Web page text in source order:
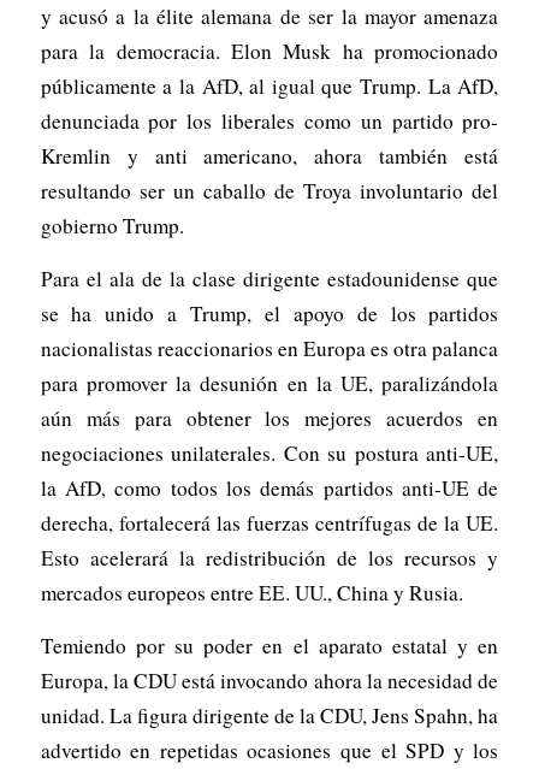
y acusó a la élite alemana de ser la mayor amenaza
para la democracia. Elon Musk ha promocionado
públicamente a la AfD, al igual que Trump. La AfD,
denunciada por los liberales como un partido pro-
Kremlin y anti americano, ahora también está
resultando ser un caballo de Troya involuntario del
gobierno Trump.
Para el ala de la clase dirigente estadounidense que
se ha unido a Trump, el apoyo de los partidos
nacionalistas reaccionarios en Europa es otra palanca
para promover la desunión en la UE, paralizándola
aún más para obtener los mejores acuerdos en
negociaciones unilaterales. Con su postura anti-UE,
la AfD, como todos los demás partidos anti-UE de
derecha, fortalecerá las fuerzas centrífugas de la UE.
Esto acelerará la redistribución de los recursos y
mercados europeos entre EE. UU., China y Rusia.
Temiendo por su poder en el aparato estatal y en
Europa, la CDU está invocando ahora la necesidad de
unidad. La figura dirigente de la CDU, Jens Spahn, ha
advertido en repetidas ocasiones que el SPD y los